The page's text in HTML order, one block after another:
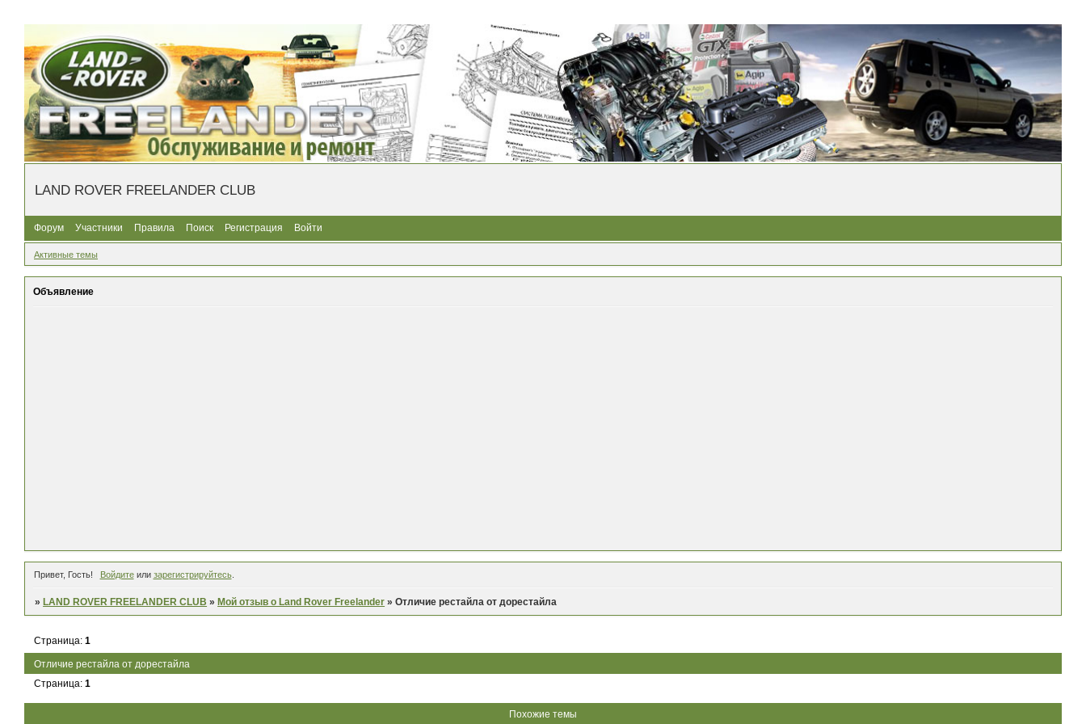
LAND ROVER FREELANDER CLUB
Форум Участники Правила Поиск Регистрация Войти
Активные темы
Объявление
Привет, Гость! Войдитеили зарегистрируйтесь.
»LAND ROVER FREELANDER CLUB »Мой отзыв о Land Rover Freelander »Отличие рестайла от дорестайла
Отличие рестайла от дорестайла
Страница:1
Страница:1
Похожие темы